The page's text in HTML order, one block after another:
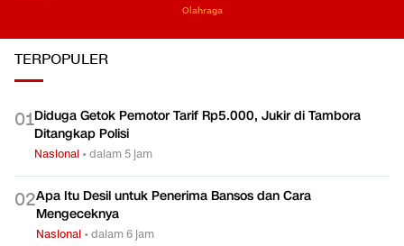
Olahraga
TERPOPULER
01Diduga Getok Pemotor Tarif Rp5.000, Jukir di Tambora
Ditangkap Polisi
Nasional •dalam 5 jam
02Apa Itu Desil untuk Penerima Bansos dan Cara
Mengeceknya
Nasional •dalam 6 jam